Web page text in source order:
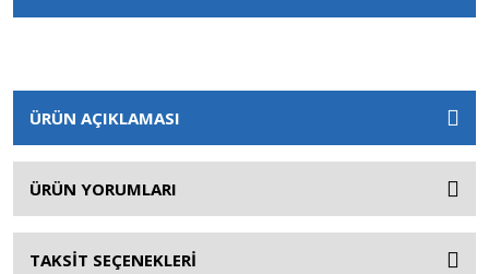
ÜRÜN AÇIKLAMASI
ÜRÜN YORUMLARI
TAKSİT SEÇENEKLERİ